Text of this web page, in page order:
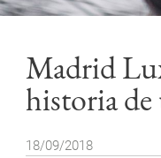
Madrid
historia
18/09/2018